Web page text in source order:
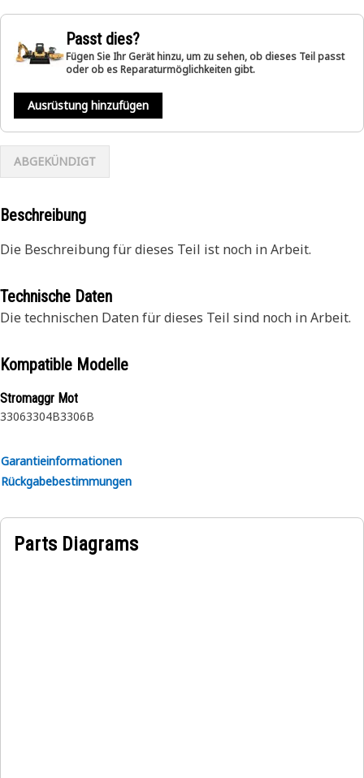
Passt dies?
Fügen Sie Ihr Gerät hinzu, um zu sehen, ob dieses Teil passt
oder ob es Reparaturmöglichkeiten gibt.
Ausrüstung hinzufügen
ABGEKÜNDIGT
Beschreibung
Die Beschreibung für dieses Teil ist noch in Arbeit.
Technische Daten
Die technischen Daten für dieses Teil sind noch in Arbeit.
Kompatible Modelle
Stromaggr Mot
33063304B3306B
Garantieinformationen
Rückgabebestimmungen
Parts Diagrams